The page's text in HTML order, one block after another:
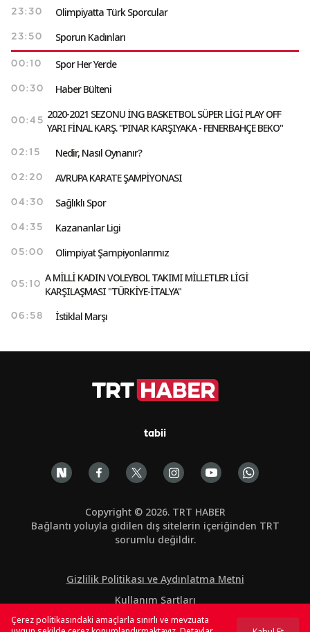
23:30 Olimpiyatta Türk Sporcular
23:50 Sporun Kadınları
00:10 Spor Her Yerde
00:30 Haber Bülteni
00:45
2020-2021 SEZONU İNG BASKETBOL SÜPER LİGİ PLAY OFF
YARI FİNAL KARŞ. "PINAR KARŞIYAKA - FENERBAHÇE BEKO"
02:15 Nedir, Nasıl Oynanır?
02:20 AVRUPA KARATE ŞAMPİYONASI
04:30 Sağlıklı Spor
04:35 Kazananlar Ligi
05:00 Olimpiyat Şampiyonlarımız
05:10
A MİLLİ KADIN VOLEYBOL TAKIMI MİLLETLER LİGİ
KARŞILAŞMASI "TÜRKİYE-İTALYA"
06:58 İstiklal Marşı
tabii
Copyright © 2026. TRT HABER
Bağlantı yoluyla gidilen dış sitelerin içeriğinden TRT
sorumlu değildir.
Gizlilik Politikası ve Aydınlatma Metni
Kullanım Şartları
Çerez Politikası
Çerez politikasındaki amaçlarla sınırlı ve mevzuata